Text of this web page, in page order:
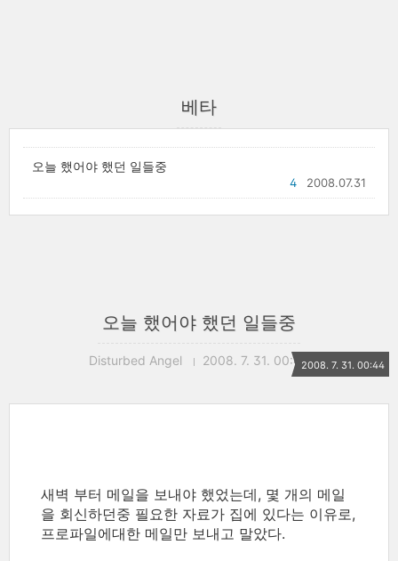
베타
오늘 했어야 했던 일들중
2008.07.31
4
오늘 했어야 했던 일들중
Disturbed Angel 2008. 7. 31. 00:442008. 7. 31. 00:44
새벽 부터 메일을 보내야 했었는데, 몇 개의 메일
을 회신하던중 필요한 자료가 집에 있다는 이유로,
프로파일에대한 메일만 보내고 말았다.